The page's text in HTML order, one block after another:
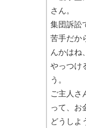
さん。
集団訴訟
苦手だか
んかはね
やっつけ
う。
ご主人さ
って、お
どうしよ